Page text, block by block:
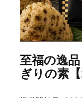
至福の逸
ぎりの素